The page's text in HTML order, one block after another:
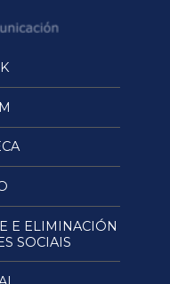
E ELIMINACIÓN
SOCIAIS